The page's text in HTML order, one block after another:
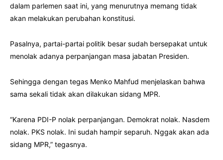
dalam parlemen saat ini, yang menurutnya memang tidak
akan melakukan perubahan konstitusi.
Pasalnya, partai-partai politik besar sudah bersepakat untuk
menolak adanya perpanjangan masa jabatan Presiden.
Sehingga dengan tegas Menko Mahfud menjelaskan bahwa
sama sekali tidak akan dilakukan sidang MPR.
“Karena PDI-P nolak perpanjangan. Demokrat nolak. Nasdem
nolak. PKS nolak. Ini sudah hampir separuh. Nggak akan ada
sidang MPR,” tegasnya.